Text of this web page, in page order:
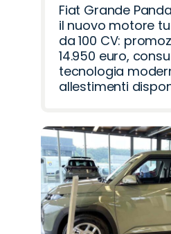
Fiat Grande
il nuovo motore
da 100 CV:
14.950 euro,
tecnologia
allestimenti